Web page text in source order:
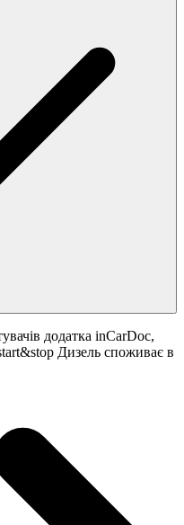
додатка inCarDoc,
Дизель споживає в